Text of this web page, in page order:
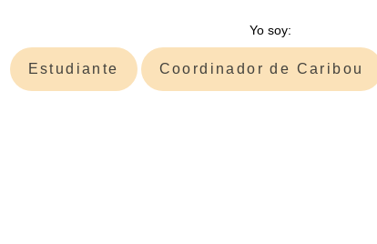
Yo soy:
Estudiante Coordinador de Caribou